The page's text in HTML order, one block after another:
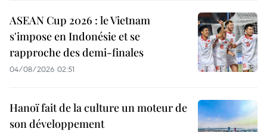
ASEAN Cup 2026 : le Vietnam
s'impose en Indonésie et se
rapproche des demi-finales
04/08/2026 02:51
Hanoï fait de la culture un moteur de
son développement